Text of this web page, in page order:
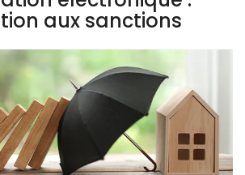
aux sanctions